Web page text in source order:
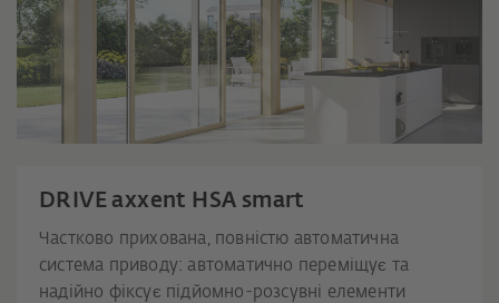
DRIVE axxent HSA smart
Частково прихована, повністю автоматична
система приводу: автоматично переміщує та
надійно фіксує підйомно-розсувні елементи